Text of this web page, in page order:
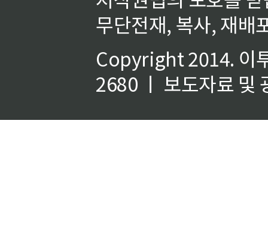
무단전재, 복사, 재배
Copyright 2014. 이
2680 ㅣ 보도자료